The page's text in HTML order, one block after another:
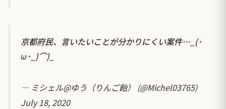
京都府民、言いたいことが分かりにくい案件…_(･
ω･_)⌒︎)_
— ミシェル@ゆう（りんご飴） (@Michel03765)
July 18, 2020